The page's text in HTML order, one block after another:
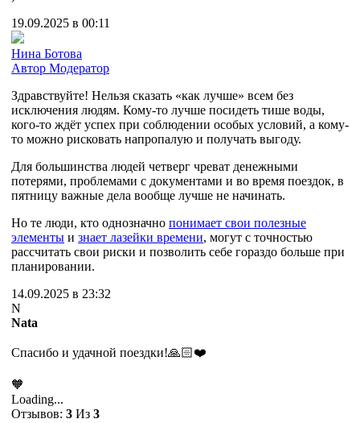
19.09.2025 в 00:11
Нина Ботова
Автор Модератор
Здравствуйте! Нельзя сказать «как лучше» всем без
исключения людям. Кому-то лучше посидеть тише воды,
кого-то ждёт успех при соблюдении особых условий, а кому-
то можно рисковать напропалую и получать выгоду.
Для большинства людей четверг чреват денежными
потерями, проблемами с документами и во время поездок, в
пятницу важные дела вообще лучше не начинать.
Но те люди, кто однозначно понимает свои полезные
элементы и знает лазейки времени, могут с точностью
рассчитать свои риски и позволить себе гораздо больше при
планировании.
14.09.2025 в 23:32
N
Nata
Спасибо и удачной поездки!🙏🏻❤️
🧡
Loading...
Отзывов: 3 Из 3